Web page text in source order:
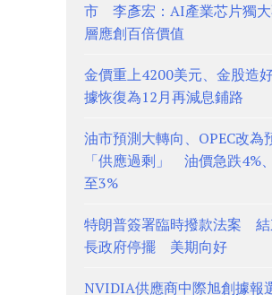
市 李彥宏：AI產業芯片獨大
層應創百倍價值
金價重上4200美元、金股造
據恢復為12月再減息鋪路
油市預測大轉向、OPEC改為
「供應過剩」 油價急跌4%
至3%
特朗普簽署臨時撥款法案 結
長政府停擺 美期向好
NVIDIA供應商中際旭創據報